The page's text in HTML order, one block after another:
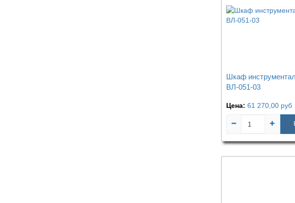
Шкаф
ВЛ-051-03
Цена: 61 270,00 руб